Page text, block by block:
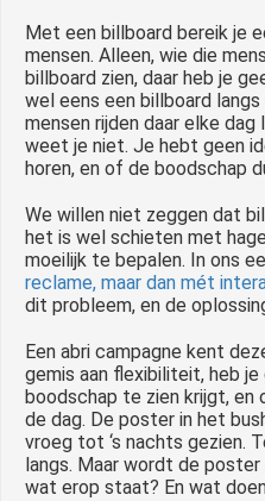
Met een billboard bereik je
mensen. Alleen, wie die
billboard zien, daar heb je
wel eens een billboard
mensen rijden daar elke dag
weet je niet. Je hebt geen
horen, en of de boodschap
We willen niet zeggen dat
het is wel schieten met
moeilijk te bepalen. In ons
reclame, maar dan mét
dit probleem, en de
Een abri campagne kent
gemis aan flexibiliteit, heb
boodschap te zien krijgt, en
de dag. De poster in het
vroeg tot ‘s nachts gezien.
langs. Maar wordt de
wat erop staat? En wat